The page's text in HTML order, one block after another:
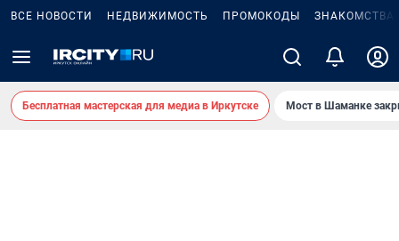
ВСЕ НОВОСТИ НЕДВИЖИМОСТЬ ПРОМОКОДЫ ЗНАКОМСТВА
Бесплатная мастерская для медиа в Иркутске Мост в Шаманке